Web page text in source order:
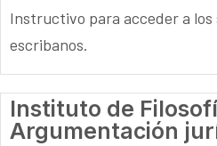
Instructivo para acceder a los
escribanos.
Instituto de
Argumentación